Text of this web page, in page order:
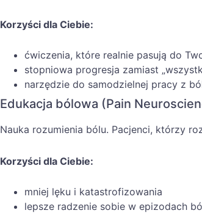
Korzyści dla Ciebie:
ćwiczenia, które realnie pasują do
stopniowa progresja zamiast
narzędzie do samodzielnej pracy z
Edukacja bólowa (Pain
Nauka rozumienia bólu. Pacjenci, którzy
Korzyści dla Ciebie:
mniej lęku i katastrofizowania
lepsze radzenie sobie w epizodach